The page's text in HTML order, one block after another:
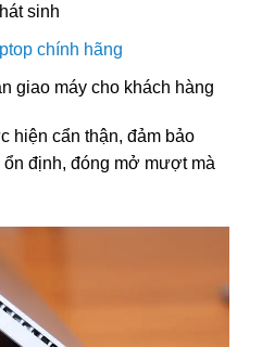
sinh
chính hãng
giao máy cho khách hàng
hiện cẩn thận, đảm bảo
định, đóng mở mượt mà